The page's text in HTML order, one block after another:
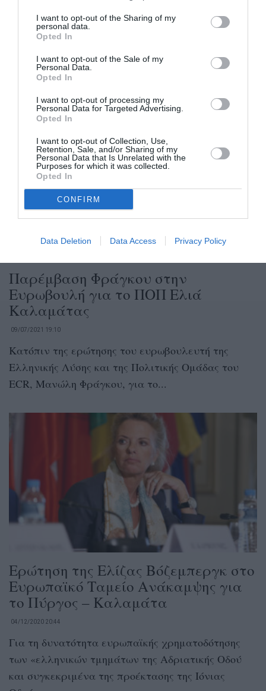
I want to opt-out of the Sharing of my
personal data.
Opted In
I want to opt-out of the Sale of my
Personal Data.
Opted In
I want to opt-out of processing my
Personal Data for Targeted Advertising.
Opted In
I want to opt-out of Collection, Use,
Retention, Sale, and/or Sharing of my
Personal Data that Is Unrelated with the
Purposes for which it was collected.
Opted In
CONFIRM
Data Deletion Data Access Privacy Policy
18/01/2022 18:35
Η Ελληνίδα ευρωβουλευτής είχε το χρίσμα της
Προοδευτικής Συμμαχίας των Σοσιαλιστών και
Δημοκρατών - Ο Δημήτρης Παπαδημούλης, δεν
Παρέμβαση Φράγκου στην
Ευρωβουλή για το ΠΟΠ Ελιά
Καλαμάτας
09/07/2021 19:10
Κατόπιν της ερώτησης του ευρωβουλευτή της
Ελληνικής Λύσης και της Πολιτικής Ομάδας του
ECR, Μανώλη Φράγκου, για το...
Ερώτηση της Ελίζας Βόζεμπεργκ στο
Ευρωπαϊκό Ταμείο Ανάκαμψης για
το Πύργος – Καλαμάτα
04/12/2020 20:44
Για τη δυνατότητα ευρωπαϊκής χρηματοδότησης
των «ελληνικών τμημάτων της Αδριατικής Οδού
και συγκεκριμένα της προέκτασης της Ιόνιας